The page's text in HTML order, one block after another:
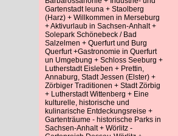
Gartenstadt leuna + Staolberg
(Harz) + Willkommen in Merseburg
+ Aktivurlaub in Sachsen-Anhalt +
Solepark Schönebeck / Bad
Salzelmen + Querfurt und Burg
Querfurt +Gastronomie in Querfurt
un Umgebung + Schloss Seeburg +
Lutherstadt Eisleben + Prettin,
Annaburg, Stadt Jessen (Elster) +
Zörbiger Traditionen + Stadt Zörbig
+ Lutherstadt Wittenberg + Eine
kulturelle, historische und
kulinarische Entdeckungsreise +
Gartenträume - historische Parks in
Sachsen-Anhalt + Wörlitz -